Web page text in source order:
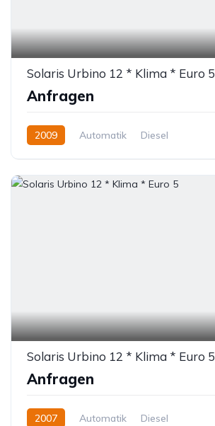
Solaris Urbino 12 * Klima * Euro 5
Anfragen
2009 Automatik Diesel
Solaris Urbino 12 * Klima * Euro 5
Anfragen
2007 Automatik Diesel